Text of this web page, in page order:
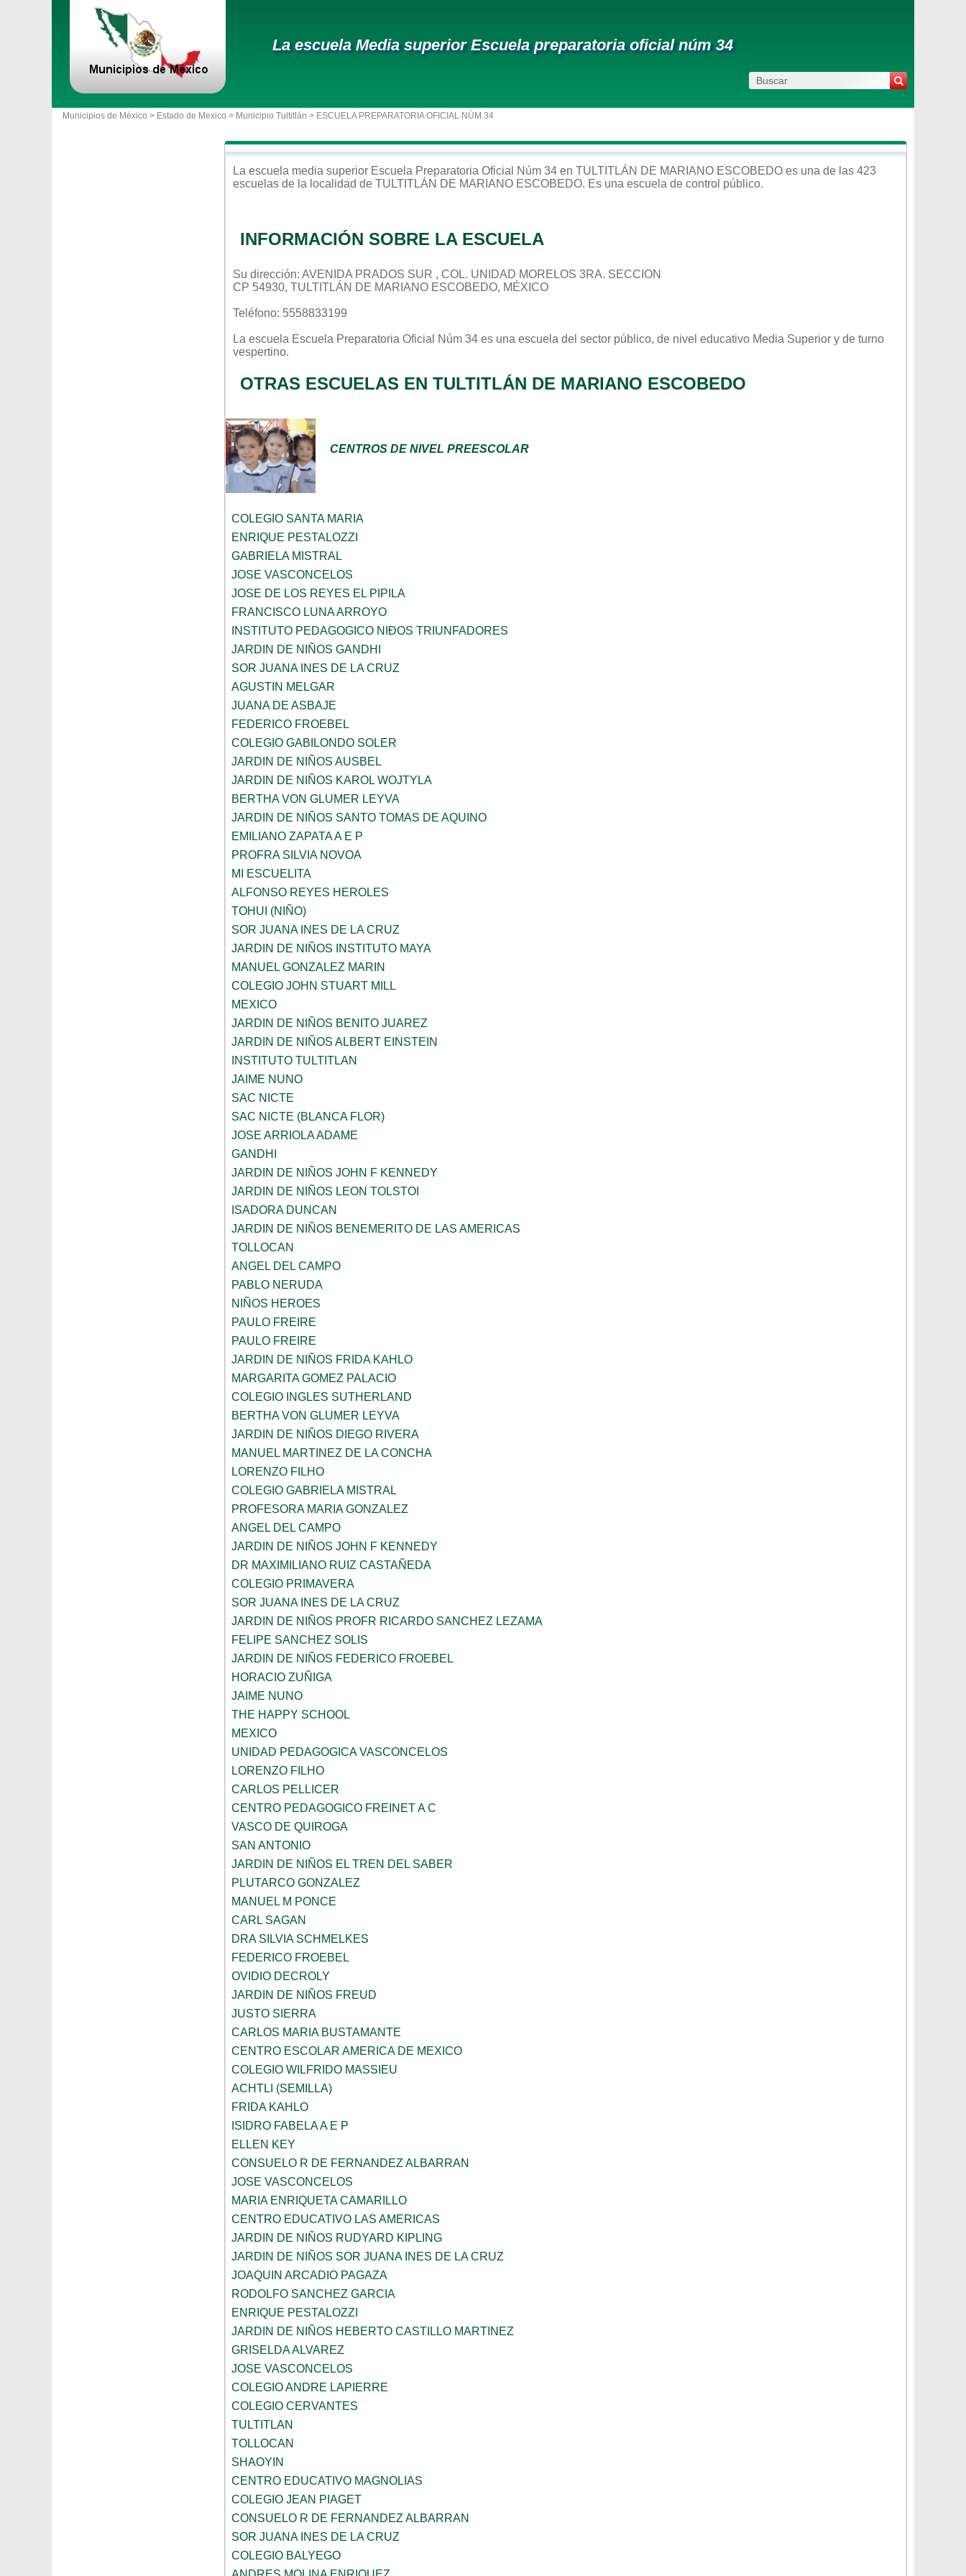
La escuela Media superior Escuela preparatoria oficial núm 34
Municipios de México > Estado de Mexico > Municipio Tultitlán > ESCUELA PREPARATORIA OFICIAL NÚM 34
La escuela media superior Escuela Preparatoria Oficial Núm 34 en TULTITLÁN DE MARIANO ESCOBEDO es una de las 423
escuelas de la localidad de TULTITLÁN DE MARIANO ESCOBEDO. Es una escuela de control público.
INFORMACIÓN SOBRE LA ESCUELA
Su dirección: AVENIDA PRADOS SUR , COL. UNIDAD MORELOS 3RA. SECCION
CP 54930, TULTITLÁN DE MARIANO ESCOBEDO, MÉXICO
Teléfono: 5558833199
La escuela Escuela Preparatoria Oficial Núm 34 es una escuela del sector público, de nivel educativo Media Superior y de turno
vespertino.
OTRAS ESCUELAS EN TULTITLÁN DE MARIANO ESCOBEDO
CENTROS DE NIVEL PREESCOLAR
COLEGIO SANTA MARIA
ENRIQUE PESTALOZZI
GABRIELA MISTRAL
JOSE VASCONCELOS
JOSE DE LOS REYES EL PIPILA
FRANCISCO LUNA ARROYO
INSTITUTO PEDAGOGICO NIÐOS TRIUNFADORES
JARDIN DE NIÑOS GANDHI
SOR JUANA INES DE LA CRUZ
AGUSTIN MELGAR
JUANA DE ASBAJE
FEDERICO FROEBEL
COLEGIO GABILONDO SOLER
JARDIN DE NIÑOS AUSBEL
JARDIN DE NIÑOS KAROL WOJTYLA
BERTHA VON GLUMER LEYVA
JARDIN DE NIÑOS SANTO TOMAS DE AQUINO
EMILIANO ZAPATA A E P
PROFRA SILVIA NOVOA
MI ESCUELITA
ALFONSO REYES HEROLES
TOHUI (NIÑO)
SOR JUANA INES DE LA CRUZ
JARDIN DE NIÑOS INSTITUTO MAYA
MANUEL GONZALEZ MARIN
COLEGIO JOHN STUART MILL
MEXICO
JARDIN DE NIÑOS BENITO JUAREZ
JARDIN DE NIÑOS ALBERT EINSTEIN
INSTITUTO TULTITLAN
JAIME NUNO
SAC NICTE
SAC NICTE (BLANCA FLOR)
JOSE ARRIOLA ADAME
GANDHI
JARDIN DE NIÑOS JOHN F KENNEDY
JARDIN DE NIÑOS LEON TOLSTOI
ISADORA DUNCAN
JARDIN DE NIÑOS BENEMERITO DE LAS AMERICAS
TOLLOCAN
ANGEL DEL CAMPO
PABLO NERUDA
NIÑOS HEROES
PAULO FREIRE
PAULO FREIRE
JARDIN DE NIÑOS FRIDA KAHLO
MARGARITA GOMEZ PALACIO
COLEGIO INGLES SUTHERLAND
BERTHA VON GLUMER LEYVA
JARDIN DE NIÑOS DIEGO RIVERA
MANUEL MARTINEZ DE LA CONCHA
LORENZO FILHO
COLEGIO GABRIELA MISTRAL
PROFESORA MARIA GONZALEZ
ANGEL DEL CAMPO
JARDIN DE NIÑOS JOHN F KENNEDY
DR MAXIMILIANO RUIZ CASTAÑEDA
COLEGIO PRIMAVERA
SOR JUANA INES DE LA CRUZ
JARDIN DE NIÑOS PROFR RICARDO SANCHEZ LEZAMA
FELIPE SANCHEZ SOLIS
JARDIN DE NIÑOS FEDERICO FROEBEL
HORACIO ZUÑIGA
JAIME NUNO
THE HAPPY SCHOOL
MEXICO
UNIDAD PEDAGOGICA VASCONCELOS
LORENZO FILHO
CARLOS PELLICER
CENTRO PEDAGOGICO FREINET A C
VASCO DE QUIROGA
SAN ANTONIO
JARDIN DE NIÑOS EL TREN DEL SABER
PLUTARCO GONZALEZ
MANUEL M PONCE
CARL SAGAN
DRA SILVIA SCHMELKES
FEDERICO FROEBEL
OVIDIO DECROLY
JARDIN DE NIÑOS FREUD
JUSTO SIERRA
CARLOS MARIA BUSTAMANTE
CENTRO ESCOLAR AMERICA DE MEXICO
COLEGIO WILFRIDO MASSIEU
ACHTLI (SEMILLA)
FRIDA KAHLO
ISIDRO FABELA A E P
ELLEN KEY
CONSUELO R DE FERNANDEZ ALBARRAN
JOSE VASCONCELOS
MARIA ENRIQUETA CAMARILLO
CENTRO EDUCATIVO LAS AMERICAS
JARDIN DE NIÑOS RUDYARD KIPLING
JARDIN DE NIÑOS SOR JUANA INES DE LA CRUZ
JOAQUIN ARCADIO PAGAZA
RODOLFO SANCHEZ GARCIA
ENRIQUE PESTALOZZI
JARDIN DE NIÑOS HEBERTO CASTILLO MARTINEZ
GRISELDA ALVAREZ
JOSE VASCONCELOS
COLEGIO ANDRE LAPIERRE
COLEGIO CERVANTES
TULTITLAN
TOLLOCAN
SHAOYIN
CENTRO EDUCATIVO MAGNOLIAS
COLEGIO JEAN PIAGET
CONSUELO R DE FERNANDEZ ALBARRAN
SOR JUANA INES DE LA CRUZ
COLEGIO BALYEGO